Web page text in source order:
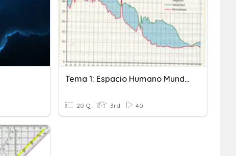
Tema 1: Espacio Humano Mundial
20 Q 3rd 40